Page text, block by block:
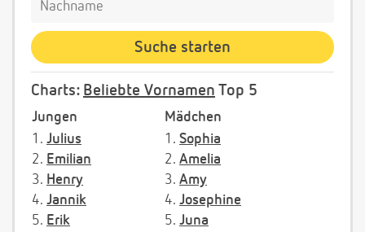
Charts: Beliebte Vornamen Top 5
Jungen
Mädchen
1. Julius
2. Emilian
3. Henry
4. Jannik
5. Erik
1. Sophia
2. Amelia
3. Amy
4. Josephine
5. Juna